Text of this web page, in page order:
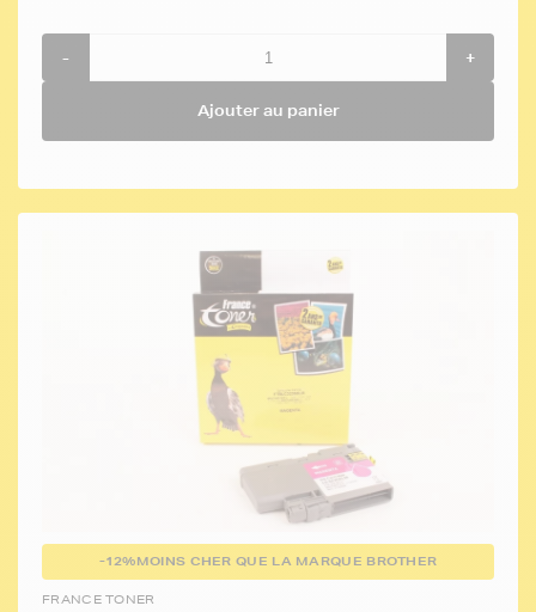
- +
Ajouter au panier
-12%MOINS CHER QUE LA MARQUE BROTHER
FRANCE TONER